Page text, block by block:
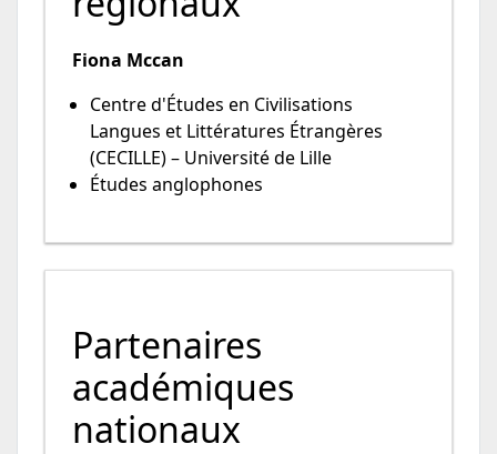
Fiona Mccan
Centre d'Études en Civilisations
Langues et Littératures Étrangères
(CECILLE) – Université de Lille
Études anglophones
Partenaires
académiques
nationaux